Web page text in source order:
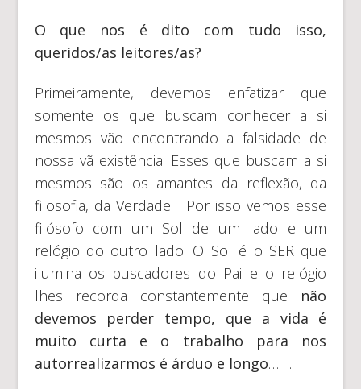
O que nos é dito com tudo isso,
queridos/as leitores/as?
Primeiramente, devemos enfatizar que
somente os que buscam conhecer a si
mesmos vão encontrando a falsidade de
nossa vã existência. Esses que buscam a si
mesmos são os amantes da reflexão, da
filosofia, da Verdade… Por isso vemos esse
filósofo com um Sol de um lado e um
relógio do outro lado. O Sol é o SER que
ilumina os buscadores do Pai e o relógio
lhes recorda constantemente que não
devemos perder tempo, que a vida é
muito curta e o trabalho para nos
autorrealizarmos é árduo e longo…….